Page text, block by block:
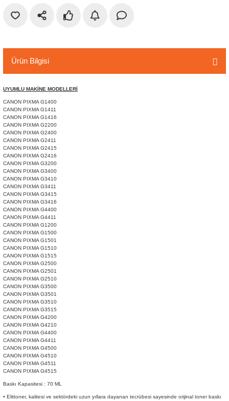
Ürün Bilgisi
UYUMLU MAKİNE MODELLERİ
CANON PIXMA G1400
CANON PIXMA G1411
CANON PIXMA G1416
CANON PIXMA G2200
CANON PIXMA G2400
CANON PIXMA G2411
CANON PIXMA G2415
CANON PIXMA G2416
CANON PIXMA G3200
CANON PIXMA G3400
CANON PIXMA G3410
CANON PIXMA G3411
CANON PIXMA G3415
CANON PIXMA G3416
CANON PIXMA G4400
CANON PIXMA G4411
CANON PIXMA G1200
CANON PIXMA G1500
CANON PIXMA G1501
CANON PIXMA G1510
CANON PIXMA G1515
CANON PIXMA G2500
CANON PIXMA G2501
CANON PIXMA G2510
CANON PIXMA G3500
CANON PIXMA G3501
CANON PIXMA G3510
CANON PIXMA G3515
CANON PIXMA G4200
CANON PIXMA G4210
CANON PIXMA G4400
CANON PIXMA G4411
CANON PIXMA G4500
CANON PIXMA G4510
CANON PIXMA G4511
CANON PIXMA G4515
Baskı Kapasitesi : 70 ML
• Elittoner, kalitesi ve sektördeki uzun yıllara dayanan tecrübesi sayesinde orijinal toner baskı